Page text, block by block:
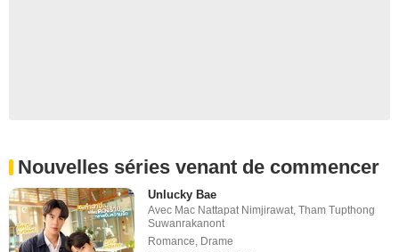
Nouvelles séries venant de commencer
Unlucky Bae
Avec Mac Nattapat Nimjirawat,Tham Tupthong
Suwanrakanont
Romance, Drame